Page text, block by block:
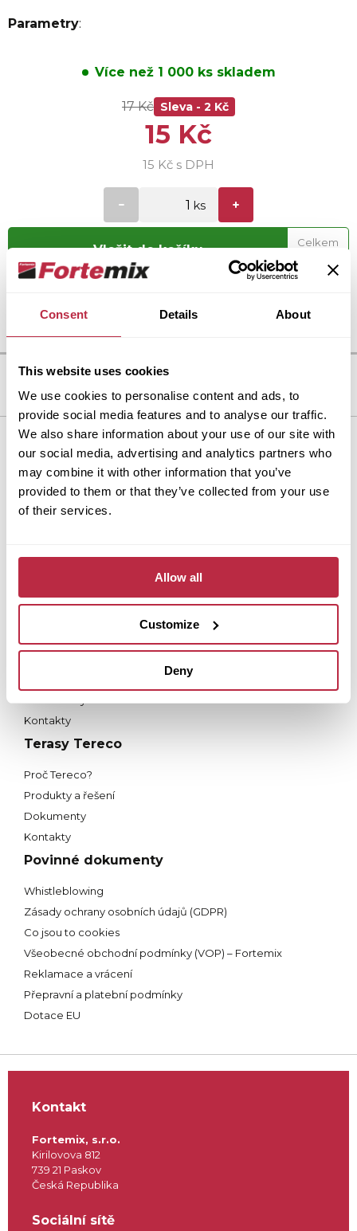
Consent Details About
This website uses cookies
We use cookies to personalise content and ads, to
provide social media features and to analyse our traffic.
We also share information about your use of our site with
our social media, advertising and analytics partners who
may combine it with other information that you’ve
provided to them or that they’ve collected from your use
of their services.
Allow all
Customize
Deny
Parametry:
Více než 1 000 ks skladem
17 Kč Sleva - 2 Kč
15 Kč
15 Kč s DPH
Celkem
Vložit do košíku
Dlažba Fortelock
Proč Fortelock?
Střecha Fortega
Kontakty
Terasy Tereco
Proč Tereco?
Produkty a řešení
Dokumenty
Kontakty
Povinné dokumenty
Whistleblowing
Zásady ochrany osobních údajů (GDPR)
Co jsou to cookies
Všeobecné obchodní podmínky (VOP) – Fortemix
Reklamace a vrácení
Přepravní a platební podmínky
Dotace EU
Kontakt
Fortemix, s.r.o.
Kirilovova 812
739 21 Paskov
Česká Republika
Sociální sítě